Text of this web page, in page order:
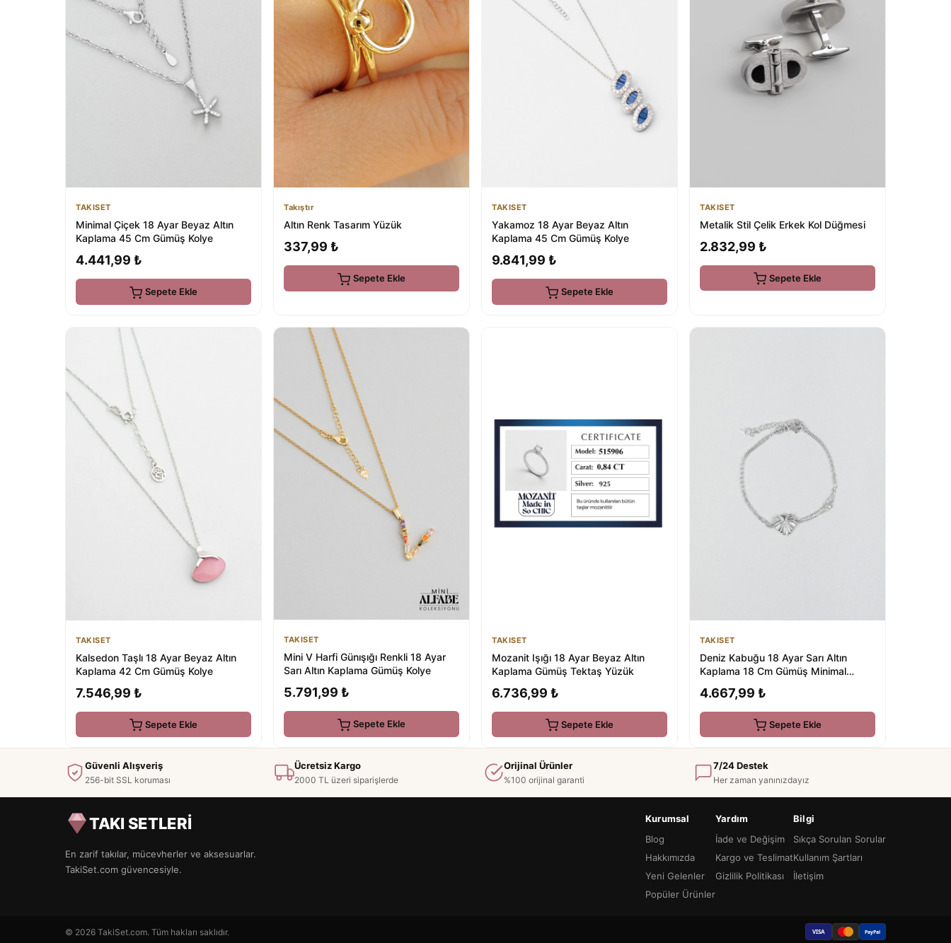
TAKISET
Minimal Çiçek 18 Ayar Beyaz Altın
Kaplama 45 Cm Gümüş Kolye
4.441,99 ₺
Sepete Ekle
Takıştır
Altın Renk Tasarım Yüzük
337,99 ₺
Sepete Ekle
TAKISET
Yakamoz 18 Ayar Beyaz Altın
Kaplama 45 Cm Gümüş Kolye
9.841,99 ₺
Sepete Ekle
TAKISET
Metalik Stil Çelik Erkek Kol Düğmesi
2.832,99 ₺
Sepete Ekle
TAKISET
Kalsedon Taşlı 18 Ayar Beyaz Altın
Kaplama 42 Cm Gümüş Kolye
7.546,99 ₺
Sepete Ekle
TAKISET
Mini V Harfi Günışığı Renkli 18 Ayar
Sarı Altın Kaplama Gümüş Kolye
5.791,99 ₺
Sepete Ekle
TAKISET
Mozanit Işığı 18 Ayar Beyaz Altın
Kaplama Gümüş Tektaş Yüzük
6.736,99 ₺
Sepete Ekle
TAKISET
Deniz Kabuğu 18 Ayar Sarı Altın
Kaplama 18 Cm Gümüş Minimal
4.667,99 ₺
Sepete Ekle
Güvenli Alışveriş
256-bit SSL koruması
Ücretsiz Kargo
2000 TL üzeri siparişlerde
Orijinal Ürünler
%100 orijinal garanti
7/24 Destek
Her zaman yanınızdayız
TAKI SETLERİ
En zarif takılar, mücevherler ve aksesuarlar.
TakiSet.com güvencesiyle.
Kurumsal
Blog
Hakkımızda
Yeni Gelenler
Popüler Ürünler
Yardım
İade ve Değişim
Kargo ve Teslimat
Gizlilik Politikası
Bilgi
Sıkça Sorulan Sorular
Kullanım Şartları
İletişim
© 2026 TakiSet.com. Tüm hakları saklıdır. VISA PayPal